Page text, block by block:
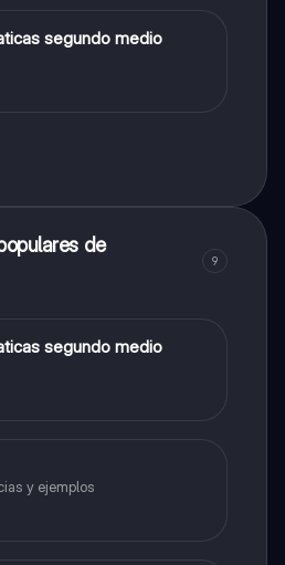
segundo medio
de
9
segundo medio
y ejemplos